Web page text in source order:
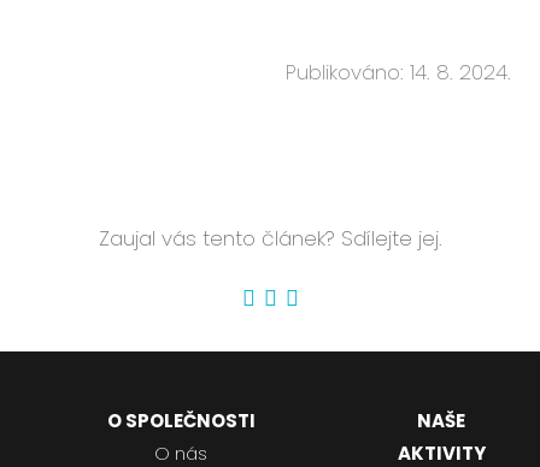
Publikováno: 14. 8. 2024.
Zaujal vás tento článek? Sdílejte jej.
O SPOLEČNOSTI
O nás
NAŠE
AKTIVITY